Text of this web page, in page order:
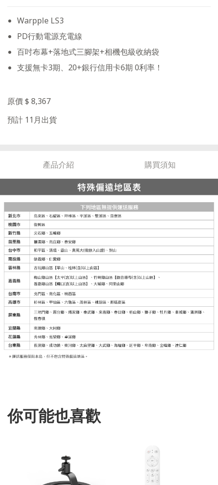
Warpple LS3
PD行動電源充電線
百吋布幕+落地式三腳架+相機包級收納袋
支援無卡3期、20+銀行信用卡6期 0利率！
原價 $ 8,367
預計 11月出貨
產品介紹 購買須知
你可能也喜歡